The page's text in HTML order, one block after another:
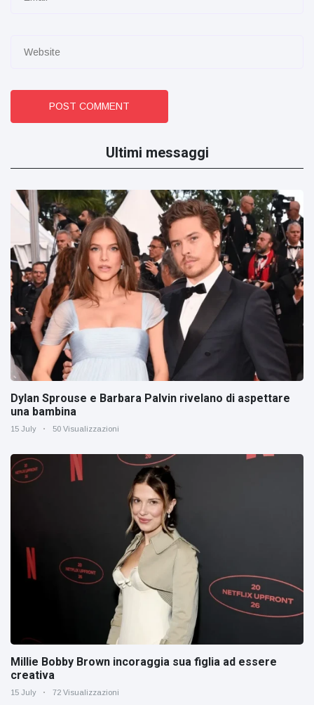
POST COMMENT
Ultimi messaggi
Dylan Sprouse e Barbara Palvin rivelano di aspettare
una bambina
15 July 50 Visualizzazioni
Millie Bobby Brown incoraggia sua figlia ad essere
creativa
15 July 72 Visualizzazioni